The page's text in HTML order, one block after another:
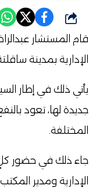
شارك
قام المستشار
الإدارية بمدينة
يأتي ذلك في إطار
جديدة لها، تعود
المختلفة.
جاء ذلك في حضور كلٍ
الإدارية ومدير